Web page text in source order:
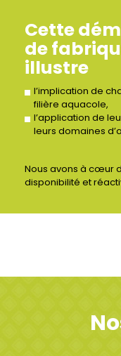
Cette
de
illustre
l’implication de
filière aquacole,
l’application de
leurs domaines
Nous avons à cœur
disponibilité et